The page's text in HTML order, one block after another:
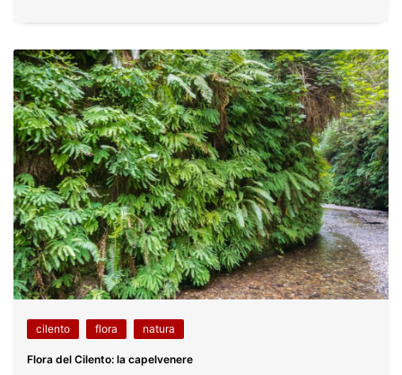
cilento flora natura
Flora del Cilento: la capelvenere